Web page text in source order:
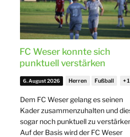
FC Weser konnte sich
punktuell verstärken
6. August 2026 Herren Fußball
Dem FC Weser gelang es seinen
Kader zusammenzuhalten und
sogar noch punktuell zu
Auf der Basis wird der FC Weser